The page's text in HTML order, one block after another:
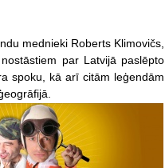
mednieki Roberts Klimovičs,
par Latvijā paslēpto
spoku, kā arī citām leģendām